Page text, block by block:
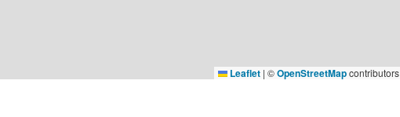
Leaflet | ©OpenStreetMapcontributors